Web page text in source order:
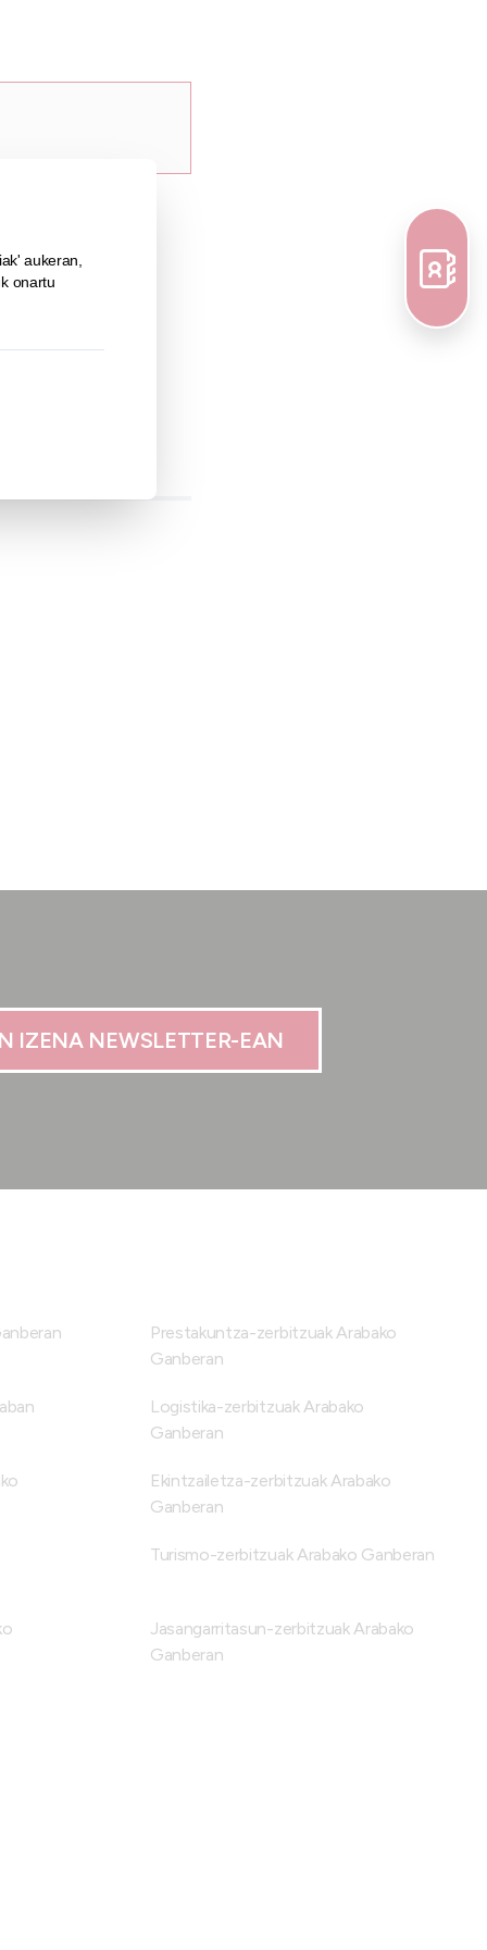
IZENA NEWSLETTER-EAN
Prestakuntza-zerbitzuak Arabako
Ganberan
Logistika-zerbitzuak Arabako
Ganberan
Ekintzailetza-zerbitzuak Arabako
Ganberan
Turismo-zerbitzuak Arabako Ganberan
Jasangarritasun-zerbitzuak Arabako
Ganberan